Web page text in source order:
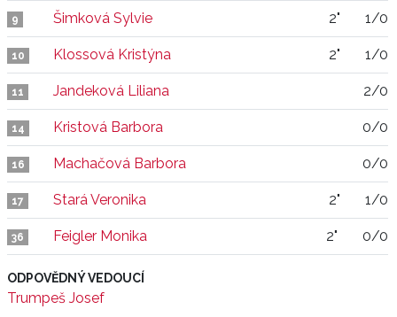
9 Šimková Sylvie 2" 1/0
10 Klossová Kristýna 2" 1/0
11 Jandeková Liliana 2/0
14 Kristová Barbora 0/0
16 Machačová Barbora 0/0
17 Stará Veronika 2" 1/0
36 Feigler Monika 2" 0/0
ODPOVĚDNÝ VEDOUCÍ
Trumpeš Josef